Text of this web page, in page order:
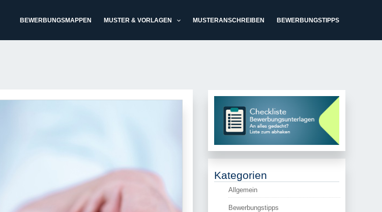
BEWERBUNGSMAPPEN MUSTER & VORLAGEN MUSTERANSCHREIBEN BEWERBUNGSTIPPS
Kategorien
Allgemein
Bewerbungstipps